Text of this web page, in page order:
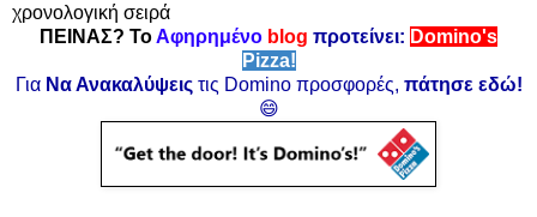
χρονολογική σειρά
ΠΕΙΝΑΣ? ΤοΑφηρημένο blog προτείνει: Domino's
Pizza!
Για Να Ανακαλύψειςτις Domino προσφορές, πάτησε εδώ!
😄